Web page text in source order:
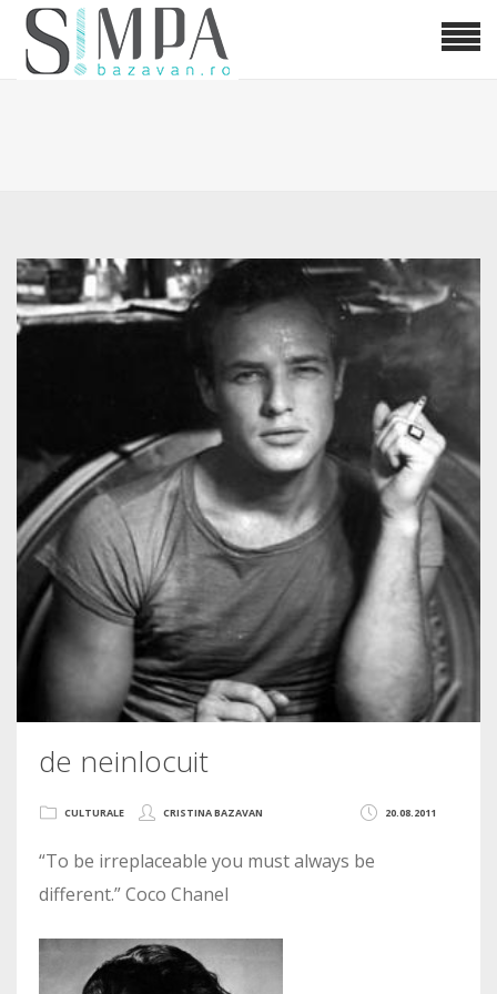
de neinlocuit
20.08.2011
CULTURALE CRISTINA BAZAVAN
“To be irreplaceable you must always be
different.” Coco Chanel